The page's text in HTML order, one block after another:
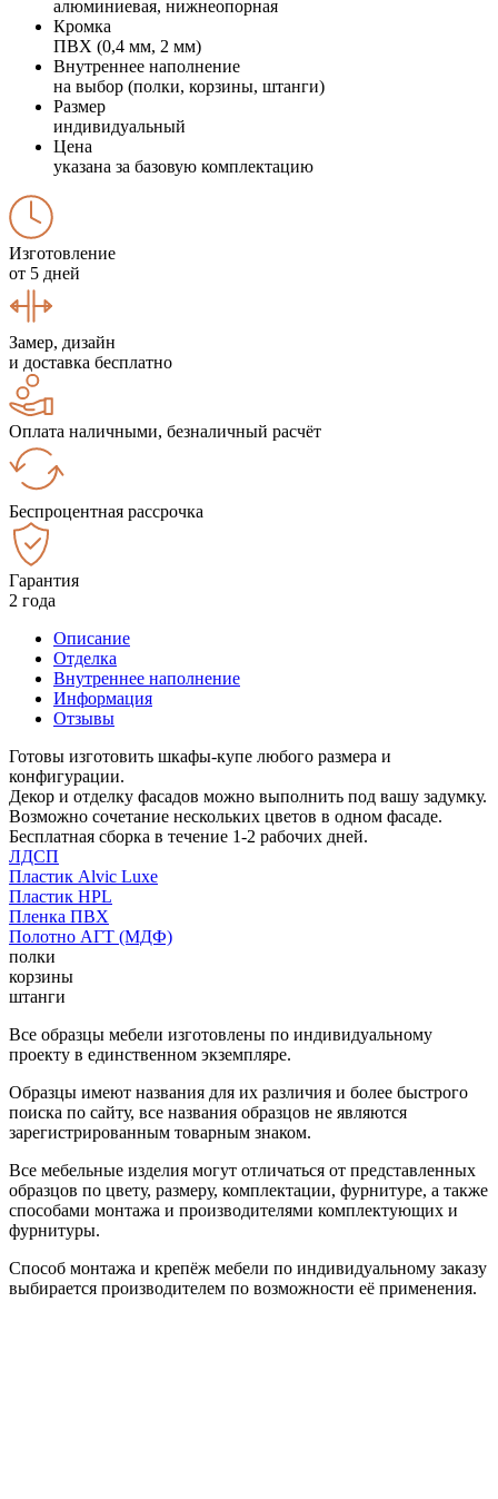
алюминиевая, нижнеопорная
Кромка
ПВХ (0,4 мм, 2 мм)
Внутреннее наполнение
на выбор (полки, корзины, штанги)
Размер
индивидуальный
Цена
указана за базовую комплектацию
Изготовление
от 5 дней
Замер, дизайн
и доставка бесплатно
Оплата наличными, безналичный расчёт
Беспроцентная рассрочка
Гарантия
2 года
Описание
Отделка
Внутреннее наполнение
Информация
Отзывы
Готовы изготовить шкафы-купе любого размера и
конфигурации.
Декор и отделку фасадов можно выполнить под вашу задумку.
Возможно сочетание нескольких цветов в одном фасаде.
Бесплатная сборка в течение 1-2 рабочих дней.
ЛДСП
Пластик Alvic Luxe
Пластик HPL
Пленка ПВХ
Полотно АГТ (МДФ)
полки
корзины
штанги
Все образцы мебели изготовлены по индивидуальному
проекту в единственном экземпляре.
Образцы имеют названия для их различия и более быстрого
поиска по сайту, все названия образцов не являются
зарегистрированным товарным знаком.
Все мебельные изделия могут отличаться от представленных
образцов по цвету, размеру, комплектации, фурнитуре, а также
способами монтажа и производителями комплектующих и
фурнитуры.
Способ монтажа и крепёж мебели по индивидуальному заказу
выбирается производителем по возможности её применения.